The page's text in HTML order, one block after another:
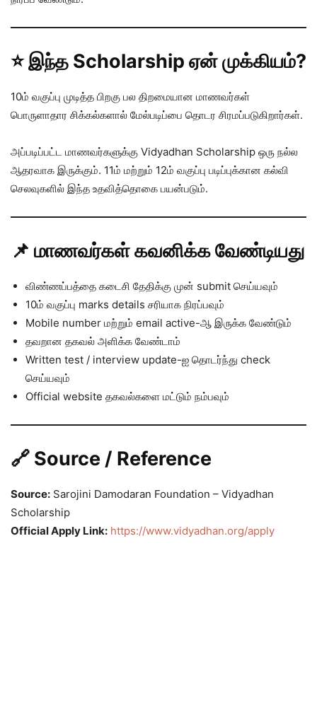
⭐ இந்த Scholarship ஏன் முக்கியம்?
10ம் வகுப்பு முடித்த பிறகு பல திறமையான மாணவர்கள்
பொருளாதார சிக்கல்களால் மேல்படிப்பை தொடர சிரமப்படுகிறார்கள்.
அப்படிப்பட்ட மாணவர்களுக்கு Vidyadhan Scholarship ஒரு நல்ல
ஆதரவாக இருக்கும். 11ம் மற்றும் 12ம் வகுப்பு படிப்புக்கான கல்வி
செலவுகளில் இந்த உதவித்தொகை பயன்படும்.
📌 மாணவர்கள் கவனிக்க வேண்டியது
விண்ணப்பத்தை கடைசி தேதிக்கு முன் submit செய்யவும்
10ம் வகுப்பு marks details சரியாக நிரப்பவும்
Mobile number மற்றும் email active-ஆ இருக்க வேண்டும்
தவறான தகவல் அளிக்க வேண்டாம்
Written test / interview update-ஐ தொடர்ந்து check
செய்யவும்
Official website தகவல்களை மட்டும் நம்பவும்
🔗 Source / Reference
Source: Sarojini Damodaran Foundation – Vidyadhan
Scholarship
Official Apply Link: https://www.vidyadhan.org/apply